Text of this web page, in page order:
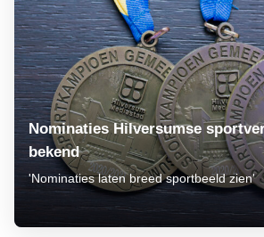
Nominaties Hilversumse
bekend
'Nominaties laten breed sportbeeld zien'